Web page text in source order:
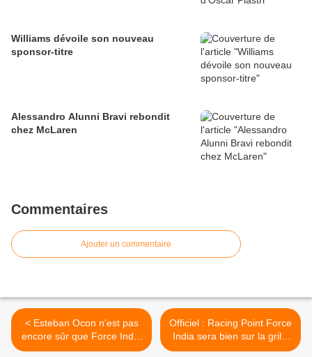
Williams dévoile son nouveau
sponsor-titre
Alessandro Alunni Bravi rebondit
chez McLaren
Commentaires
Ajouter un commentaire
< Esteban Ocon n'est pas
encore sûr que Force India
roule à Spa
Officiel : Racing Point Force
India sera bien sur la grille
en Belgique >